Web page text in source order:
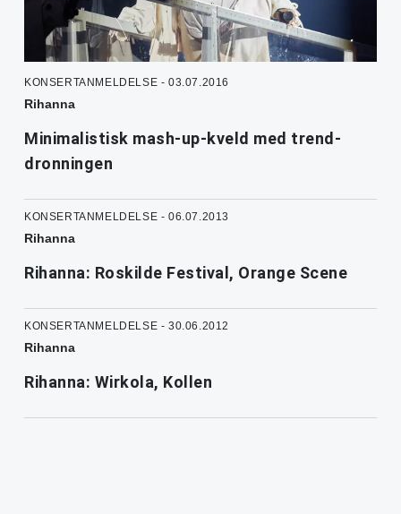
KONSERTANMELDELSE - 03.07.2016
Rihanna
Minimalistisk mash-up-kveld med trend-
dronningen
KONSERTANMELDELSE - 06.07.2013
Rihanna
Rihanna: Roskilde Festival, Orange Scene
KONSERTANMELDELSE - 30.06.2012
Rihanna
Rihanna: Wirkola, Kollen